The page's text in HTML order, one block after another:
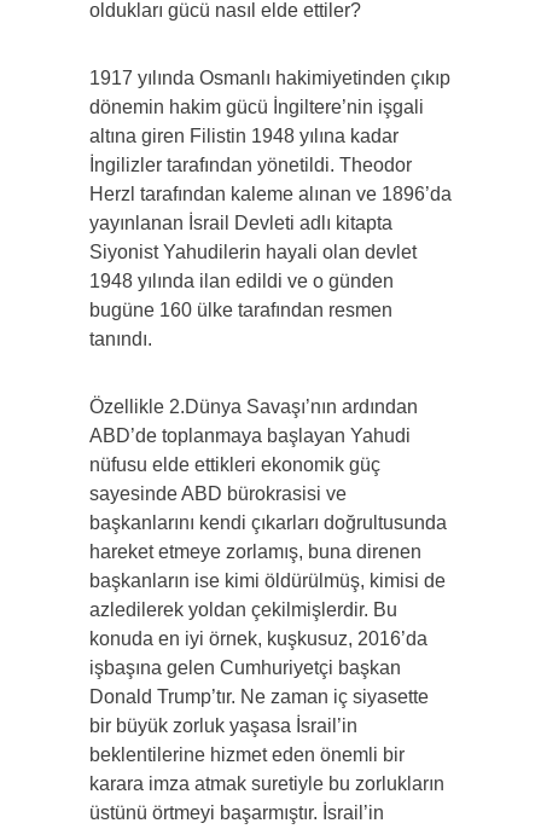
oldukları gücü nasıl elde ettiler?
1917 yılında Osmanlı hakimiyetinden çıkıp
dönemin hakim gücü İngiltere’nin işgali
altına giren Filistin 1948 yılına kadar
İngilizler tarafından yönetildi. Theodor
Herzl tarafından kaleme alınan ve 1896’da
yayınlanan İsrail Devleti adlı kitapta
Siyonist Yahudilerin hayali olan devlet
1948 yılında ilan edildi ve o günden
bugüne 160 ülke tarafından resmen
tanındı.
Özellikle 2.Dünya Savaşı’nın ardından
ABD’de toplanmaya başlayan Yahudi
nüfusu elde ettikleri ekonomik güç
sayesinde ABD bürokrasisi ve
başkanlarını kendi çıkarları doğrultusunda
hareket etmeye zorlamış, buna direnen
başkanların ise kimi öldürülmüş, kimisi de
azledilerek yoldan çekilmişlerdir. Bu
konuda en iyi örnek, kuşkusuz, 2016’da
işbaşına gelen Cumhuriyetçi başkan
Donald Trump’tır. Ne zaman iç siyasette
bir büyük zorluk yaşasa İsrail’in
beklentilerine hizmet eden önemli bir
karara imza atmak suretiyle bu zorlukların
üstünü örtmeyi başarmıştır. İsrail’in